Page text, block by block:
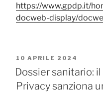
https://www.gpdp.it/
docweb-display/
PUBBLICATO
IL
10 APRILE 2024
Dossier sanitario:
Privacy sanziona